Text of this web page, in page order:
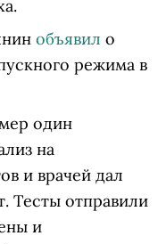
объявил о
режима в
один
на
и врачей дал
Тесты отправили
и